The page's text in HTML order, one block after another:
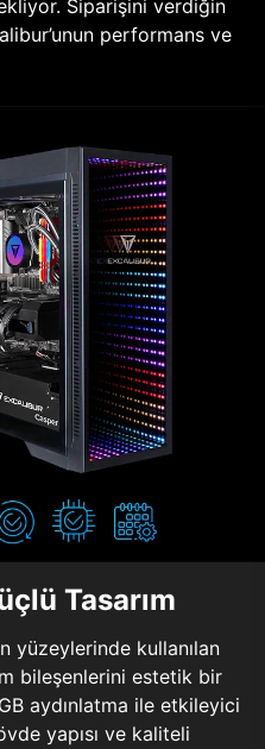
Siparişini verdiğin
performans ve
Tasarım
yüzeylerinde kullanılan
bileşenlerini estetik bir
aydınlatma ile etkileyici
yapısı ve kaliteli